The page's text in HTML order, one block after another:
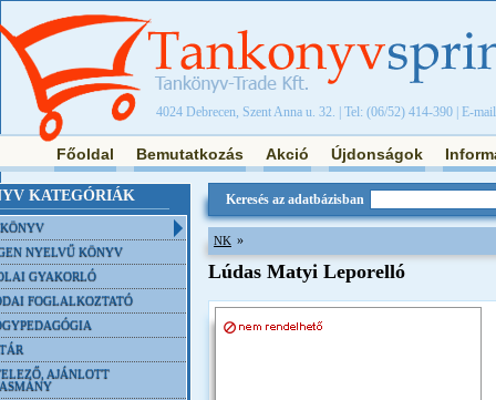
4024 Debrecen, Szent Anna u. 32. | Tel: (06/52) 414-390 | E-
Főoldal Bemutatkozás Akció Újdonságok
KATEGÓRIÁK
NYELVŰ KÖNYV
GYAKORLÓ
FOGLALKOZTATÓ
AJÁNLOTT
Keresés az adatbázisban
NK »
Lúdas Matyi Leporelló